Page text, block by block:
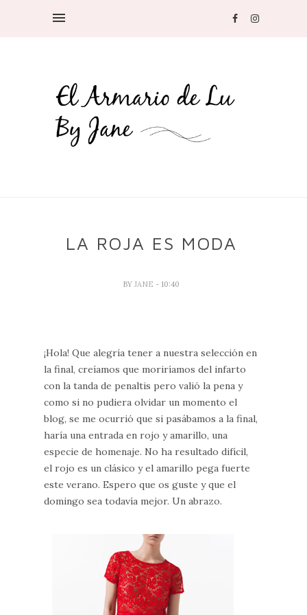
LA ROJA ES MODA
BYJANE - 10:40
¡Hola! Que alegría tener a nuestra selección en
la final, creíamos que moriríamos del infarto
con la tanda de penaltis pero valió la pena y
como si no pudiera olvidar un momento el
blog, se me ocurrió que si pasábamos a la final,
haría una entrada en rojo y amarillo, una
especie de homenaje. No ha resultado difícil,
el rojo es un clásico y el amarillo pega fuerte
este verano. Espero que os guste y que el
domingo sea todavía mejor. Un abrazo.